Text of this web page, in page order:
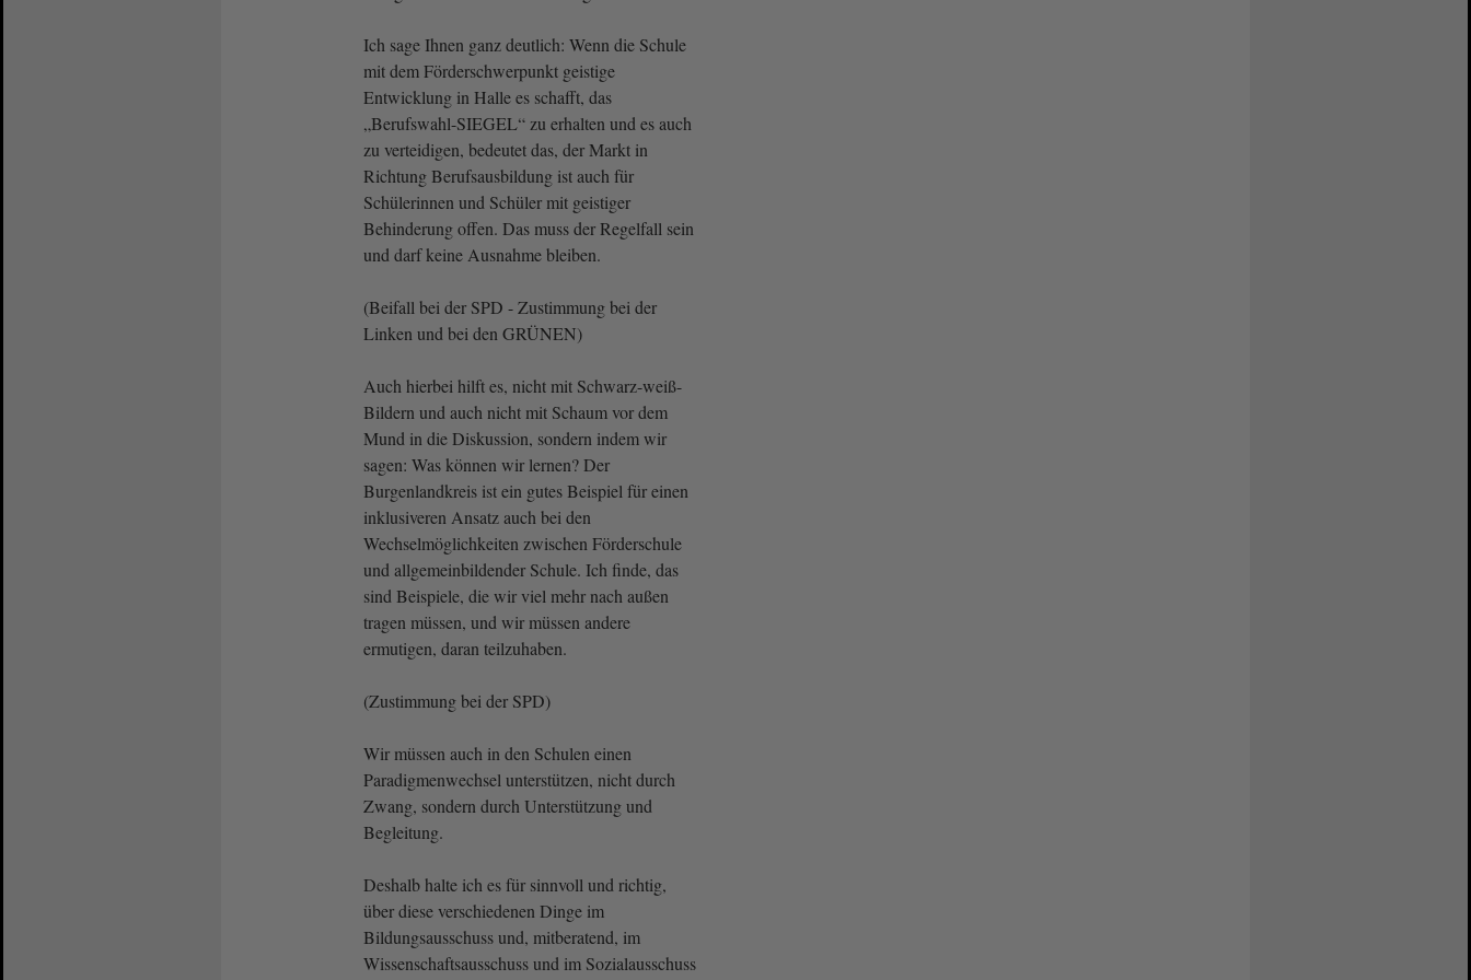
Ich sage Ihnen ganz deutlich: Wenn die Schule
mit dem Förderschwerpunkt geistige
Entwicklung in Halle es schafft, das
„Berufswahl-SIEGEL“ zu erhalten und es auch
zu verteidigen, bedeutet das, der Markt in
Richtung Berufsausbildung ist auch für
Schülerinnen und Schüler mit geistiger
Behinderung offen. Das muss der Regelfall sein
und darf keine Ausnahme bleiben.
(Beifall bei der SPD - Zustimmung bei der
Linken und bei den GRÜNEN)
Auch hierbei hilft es, nicht mit Schwarz-weiß-
Bildern und auch nicht mit Schaum vor dem
Mund in die Diskussion, sondern indem wir
sagen: Was können wir lernen? Der
Burgenlandkreis ist ein gutes Beispiel für einen
inklusiveren Ansatz auch bei den
Wechselmöglichkeiten zwischen Förderschule
und allgemeinbildender Schule. Ich finde, das
sind Beispiele, die wir viel mehr nach außen
tragen müssen, und wir müssen andere
ermutigen, daran teilzuhaben.
(Zustimmung bei der SPD)
Wir müssen auch in den Schulen einen
Paradigmenwechsel unterstützen, nicht durch
Zwang, sondern durch Unterstützung und
Begleitung.
Deshalb halte ich es für sinnvoll und richtig,
über diese verschiedenen Dinge im
Bildungsausschuss und, mitberatend, im
Wissenschaftsausschuss und im Sozialausschuss